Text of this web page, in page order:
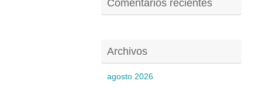
Comentarios recientes
Archivos
agosto 2026